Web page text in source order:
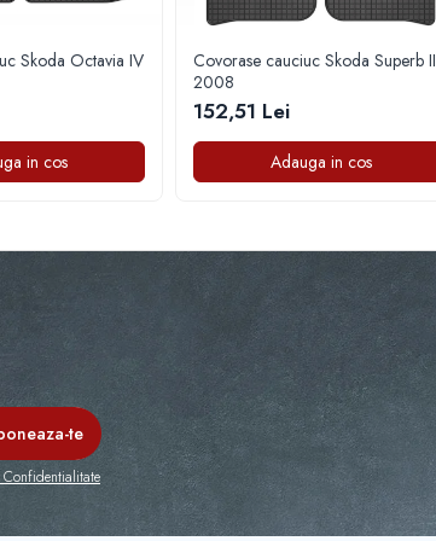
Skoda Octavia IV
in cos
Covorase cauciuc Skoda Superb II
2008
152,51 Lei
Adauga in cos